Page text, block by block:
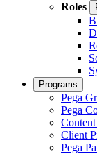
Roles
Programs
Pega
Pega
Client
Pega